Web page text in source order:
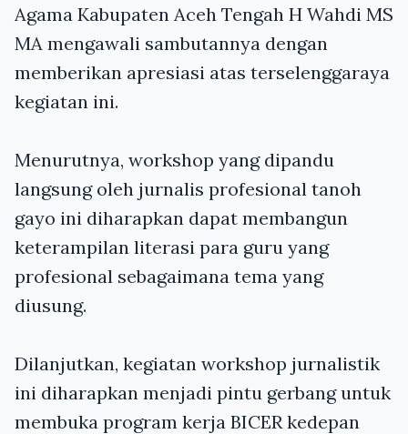
Agama Kabupaten Aceh Tengah H Wahdi MS
MA mengawali sambutannya dengan
memberikan apresiasi atas terselenggaraya
kegiatan ini.
Menurutnya, workshop yang dipandu
langsung oleh jurnalis profesional tanoh
gayo ini diharapkan dapat membangun
keterampilan literasi para guru yang
profesional sebagaimana tema yang
diusung.
Dilanjutkan, kegiatan workshop jurnalistik
ini diharapkan menjadi pintu gerbang untuk
membuka program kerja BICER kedepan